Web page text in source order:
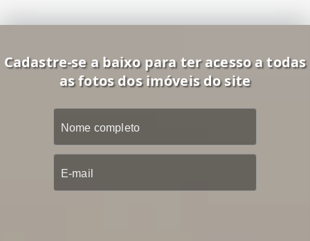
Cadastre-se a baixo para ter acesso a todas
as fotos dos imóveis do site